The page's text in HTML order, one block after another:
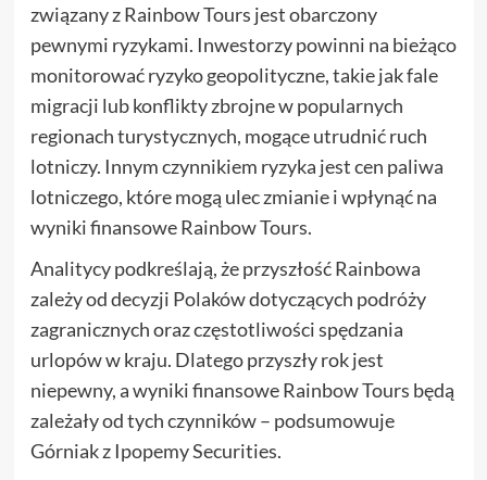
związany z Rainbow Tours jest obarczony
pewnymi ryzykami. Inwestorzy powinni na bieżąco
monitorować ryzyko geopolityczne, takie jak fale
migracji lub konflikty zbrojne w popularnych
regionach turystycznych, mogące utrudnić ruch
lotniczy. Innym czynnikiem ryzyka jest cen paliwa
lotniczego, które mogą ulec zmianie i wpłynąć na
wyniki finansowe Rainbow Tours.
Analitycy podkreślają, że przyszłość Rainbowa
zależy od decyzji Polaków dotyczących podróży
zagranicznych oraz częstotliwości spędzania
urlopów w kraju. Dlatego przyszły rok jest
niepewny, a wyniki finansowe Rainbow Tours będą
zależały od tych czynników – podsumowuje
Górniak z Ipopemy Securities.